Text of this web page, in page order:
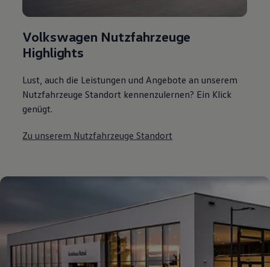
Volkswagen Nutzfahrzeuge
Highlights
Lust, auch die Leistungen und Angebote an unserem
Nutzfahrzeuge Standort kennenzulernen? Ein Klick
genügt.
Zu unserem Nutzfahrzeuge Standort